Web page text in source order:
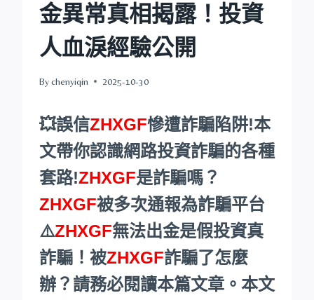
金異常真相揭露！投資
人血淚經驗公開
Bychenyiqin 2025-10-30
💥誤信ZHXGF慘遭詐騙陷阱!本
文帶你認識網路投資詐騙的各種
套路!ZHXGF是詐騙嗎？
ZHXGF被多次通報為詐騙平台
⚠️ZHXGF無法出金是假投資真
詐騙！被ZHXGF詐騙了怎麼
辦？請務必閱讀本篇文章。本文